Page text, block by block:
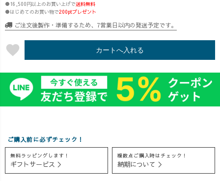
にくくて、ほぼ
ほぼ毎日着倒し
てます🤣✨ 自分
の体を使って、
少しでも着痩せ
エットを探っ
て、デザイン部
のみんなと一緒
に製作してでき
もありがとー✨
作、2wayギザギ
ザヤマTシャツ
産前の宿題がで
きて、一安心で
した🥹✨ きり
んちゃんは、
120cmくらいな
ところ65%に縮
小(グレーディン
グ)すればOKだ
ということがわ
りにCADと裁断
機を導入予定!
て抗う臨月妊婦
🤣笑 妊婦さん
も、そうでない
バーしたい方は
必見!! NEWサロ
ペットスカート♪
着用動画も本日
りをたっぷり使
用🌿 肩が凝らな
●16,500円以上のお買い上げで送料無料
●はじめてのお買い物で200ptプレゼント
ご注文後製作・準備するため、7営業日以内の発送予定です。
favorite カートへ入れる
ご購入前に必ずチェック！
無料ラッピングします！
ギフトサービス ＞
複数点ご購入時はチェック！
納期について ＞